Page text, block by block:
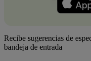
Recibe sugerencias de
bandeja de entrada